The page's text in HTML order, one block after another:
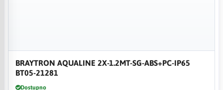
BRAYTRON AQUALINE 2X-1.2MT-SG-ABS+PC-IP65
BT05-21281
Dostupno